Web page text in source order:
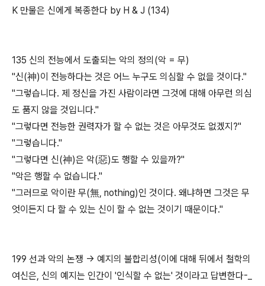
K 만물은 신에게 복종한다 by H & J (134)
135 신의 전능에서 도출되는 악의 정의(악 = 무)
"신(神)이 전능하다는 것은 어느 누구도 의심할 수 없을 것이다."
"그렇습니다. 제 정신을 가진 사람이라면 그것에 대해 아무런 의심
도 품지 않을 것입니다."
"그렇다면 전능한 권력자가 할 수 없는 것은 아무것도 없겠지?"
"그렇습니다."
"그렇다면 신(神)은 악(惡)도 행할 수 있을까?"
"악은 행할 수 없습니다."
"그러므로 악이란 무(無, nothing)인 것이다. 왜냐하면 그것은 무
엇이든지 다 할 수 있는 신이 할 수 없는 것이기 때문이다."
199 선과 악의 논쟁 -> 예지의 불합리성(이에 대해 뒤에서 철학의
여신은, 신의 예지는 인간이 '인식할 수 없는' 것이라고 답변한다-_